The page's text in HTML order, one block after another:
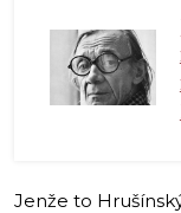
Jenže to